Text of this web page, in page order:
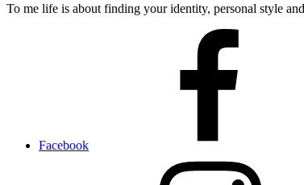
To me life is about finding your identity, personal style
Facebook